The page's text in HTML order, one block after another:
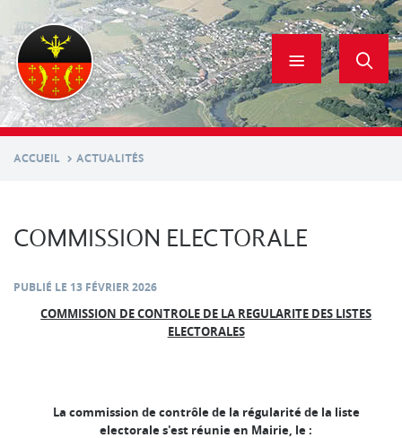
contenu
principal
ACCUEIL ACTUALITÉS
COMMISSION ELECTORALE
PUBLIÉ LE 13 FÉVRIER 2026
COMMISSION DE CONTROLE DE LA REGULARITE DES LISTES
ELECTORALES
La commission de contrôle de la régularité de la liste
electorale s'est réunie en Mairie, le :